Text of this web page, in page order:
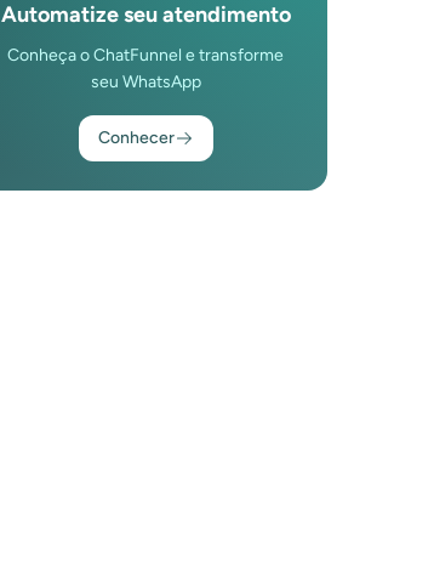
Automatize seu atendimento
Conheça o ChatFunnel e transforme
seu WhatsApp
Conhecer